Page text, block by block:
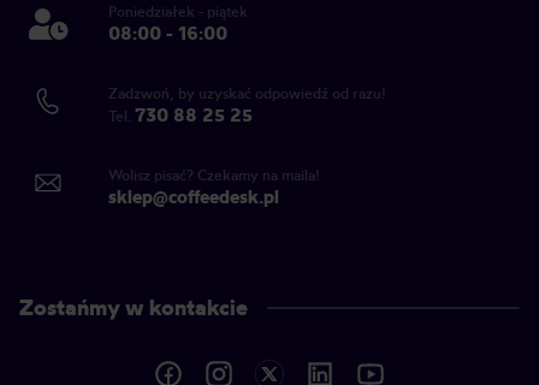
Poniedziałek - piątek
08:00 - 16:00
Zadzwoń, by uzyskać odpowiedź od razu!
Tel. 730 88 25 25
Wolisz pisać? Czekamy na maila!
sklep@coffeedesk.pl
Zostańmy w kontakcie